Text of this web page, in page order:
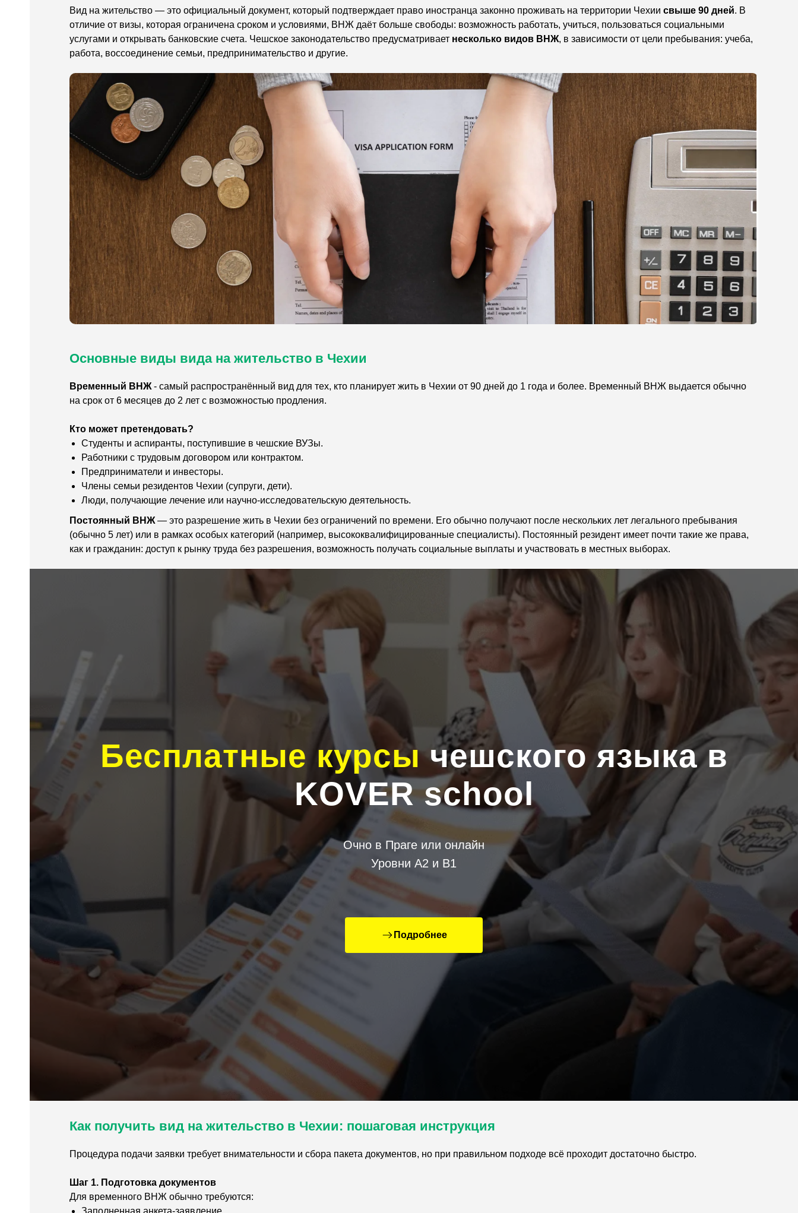
Вид на жительство — это официальный документ, который подтверждает право иностранца законно проживать на территории Чехии свыше 90 дней. В
отличие от визы, которая ограничена сроком и условиями, ВНЖ даёт больше свободы: возможность работать, учиться, пользоваться социальными
услугами и открывать банковские счета. Чешское законодательство предусматривает несколько видов ВНЖ, в зависимости от цели пребывания: учеба,
работа, воссоединение семьи, предпринимательство и другие.
Основные виды вида на жительство в Чехии
Временный ВНЖ - самый распространённый вид для тех, кто планирует жить в Чехии от 90 дней до 1 года и более. Временный ВНЖ выдается обычно
на срок от 6 месяцев до 2 лет с возможностью продления.
Кто может претендовать?
Студенты и аспиранты, поступившие в чешские ВУЗы.
Работники с трудовым договором или контрактом.
Предприниматели и инвесторы.
Члены семьи резидентов Чехии (супруги, дети).
Люди, получающие лечение или научно-исследовательскую деятельность.
Постоянный ВНЖ — это разрешение жить в Чехии без ограничений по времени. Его обычно получают после нескольких лет легального пребывания
(обычно 5 лет) или в рамках особых категорий (например, высококвалифицированные специалисты). Постоянный резидент имеет почти такие же права,
как и гражданин: доступ к рынку труда без разрешения, возможность получать социальные выплаты и участвовать в местных выборах.
Бесплатные курсычешского языка в
KOVER school
Очно в Праге или онлайн
Уровни А2 и В1
Подробнее
Как получить вид на жительство в Чехии: пошаговая инструкция
Процедура подачи заявки требует внимательности и сбора пакета документов, но при правильном подходе всё проходит достаточно быстро.
Шаг 1. Подготовка документов
Для временного ВНЖ обычно требуются:
Заполненная анкета-заявление.